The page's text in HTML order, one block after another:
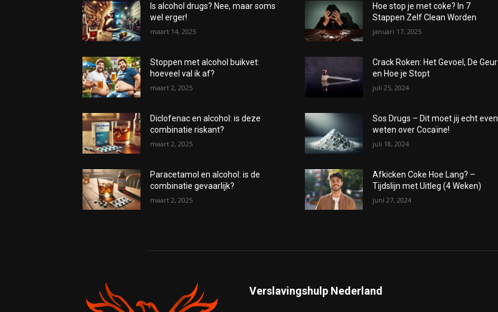
Is alcohol drugs? Nee, maar soms
wel erger!
maart 14, 2025
Stoppen met alcohol buikvet:
hoeveel val ik af?
maart 2, 2025
Diclofenac en alcohol: is deze
combinatie riskant?
maart 2, 2025
Paracetamol en alcohol: is de
combinatie gevaarlijk?
maart 2, 2025
Hoe stop je met coke? In 7
Stappen Zelf Clean Worden
januari 17, 2025
Crack Roken: Het Gevoel, De Geur
en Hoe je Stopt
juli 25, 2024
Sos Drugs – Dit moet jij echt even
weten over Cocaïne!
juli 18, 2024
Afkicken Coke Hoe Lang? –
Tijdslijn met Uitleg (4 Weken)
juni 27, 2024
Verslavingshulp Nederland